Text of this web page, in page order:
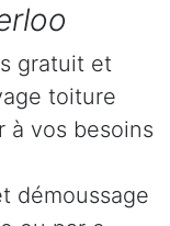
gratuit et
toiture
à vos besoins
démoussage